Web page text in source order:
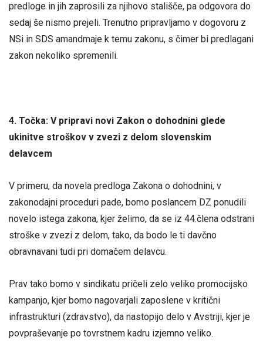
predloge in jih zaprosili za njihovo stališče, pa odgovora do
sedaj še nismo prejeli. Trenutno pripravljamo v dogovoru z
NSi in SDS amandmaje k temu zakonu, s čimer bi predlagani
zakon nekoliko spremenili.
4. Točka: V pripravi novi Zakon o dohodnini glede
ukinitve stroškov v zvezi z delom slovenskim
delavcem
V primeru, da novela predloga Zakona o dohodnini, v
zakonodajni proceduri pade, bomo poslancem DZ ponudili
novelo istega zakona, kjer želimo, da se iz 44.člena odstrani
stroške v zvezi z delom, tako, da bodo le ti davčno
obravnavani tudi pri domačem delavcu.
Prav tako bomo v sindikatu pričeli zelo veliko promocijsko
kampanjo, kjer bomo nagovarjali zaposlene v kritični
infrastrukturi (zdravstvo), da nastopijo delo v Avstriji, kjer je
povpraševanje po tovrstnem kadru izjemno veliko.